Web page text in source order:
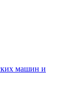
машин и